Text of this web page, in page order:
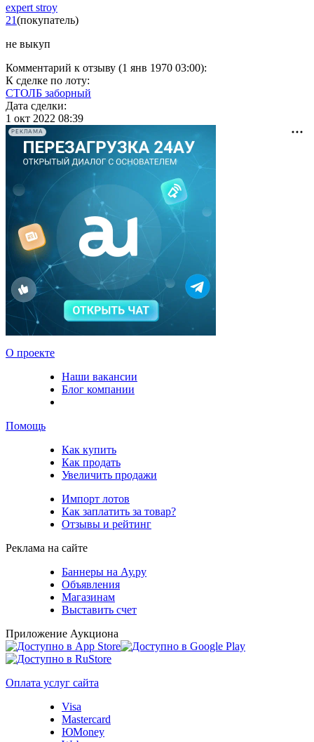
expert stroy
21(покупатель)
не выкуп
Комментарий к отзыву (1 янв 1970 03:00):
К сделке по лоту:
СТОЛБ заборный
Дата сделки:
1 окт 2022 08:39
РЕКЛАМА
О проекте
Наши вакансии
Блог компании
Помощь
Как купить
Как продать
Увеличить продажи
Импорт лотов
Как заплатить за товар?
Отзывы и рейтинг
Реклама на сайте
Баннеры на Ау.ру
Объявления
Магазинам
Выставить счет
Приложение Аукциона
Оплата услуг сайта
Visa
Mastercard
ЮMoney